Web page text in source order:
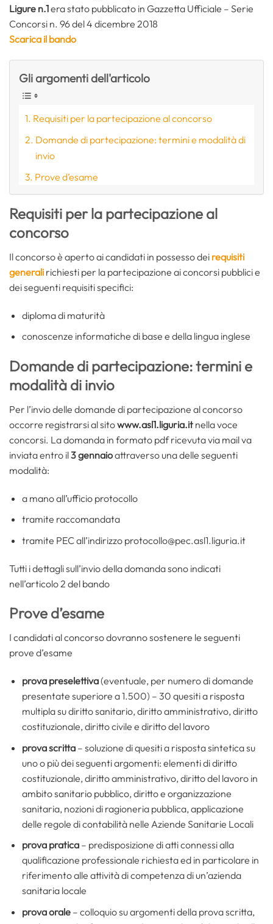
Ligure n.1era stato pubblicato in Gazzetta Ufficiale – Serie
Concorsi n. 96 del 4 dicembre 2018
Scarica il bando
Gli argomenti dell'articolo
Requisiti per la partecipazione al concorso
Domande di partecipazione: termini e modalità di
invio
Prove d’esame
Requisiti per la partecipazione al
concorso
Il concorso è aperto ai candidati in possesso dei requisiti
generali richiesti per la partecipazione ai concorsi pubblici e
dei seguenti requisiti specifici:
diploma di maturità
conoscenze informatiche di base e della lingua inglese
Domande di partecipazione: termini e
modalità di invio
Per l’invio delle domande di partecipazione al concorso
occorre registrarsi al sitowww.asl1.liguria.it nella voce
concorsi. La domanda in formato pdf ricevuta via mail va
inviata entro il3 gennaioattraverso una delle seguenti
modalità:
a mano all’ufficio protocollo
tramite raccomandata
tramite PEC all’indirizzo protocollo@pec.asl1.liguria.it
Tutti i dettagli sull’invio della domanda sono indicati
nell’articolo 2 del bando
Prove d’esame
I candidati al concorso dovranno sostenere le seguenti
prove d’esame
prova preselettiva(eventuale, per numero di domande
presentate superiore a 1.500) – 30 quesiti a risposta
multipla su diritto sanitario, diritto amministrativo, diritto
costituzionale, diritto civile e diritto del lavoro
prova scritta – soluzione di quesiti a risposta sintetica su
uno o più dei seguenti argomenti: elementi di diritto
costituzionale, diritto amministrativo, diritto del lavoro in
ambito sanitario pubblico, diritto e organizzazione
sanitaria, nozioni di ragioneria pubblica, applicazione
delle regole di contabilità nelle Aziende Sanitarie Locali
prova pratica– predisposizione di atti connessi alla
qualificazione professionale richiesta ed in particolare in
riferimento alle attività di competenza di un’azienda
sanitaria locale
prova orale– colloquio su argomenti della prova scritta,